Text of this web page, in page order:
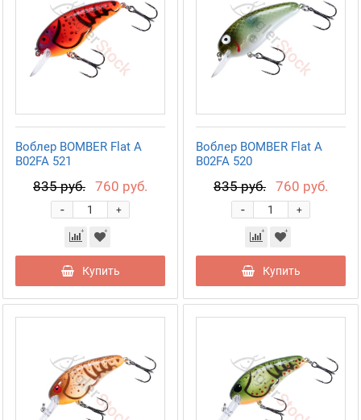
Воблер BOMBER Flat A
B02FA 521
835 руб. 760 руб.
+
-
Купить
Воблер BOMBER Flat A
B02FA 520
835 руб. 760 руб.
+
-
Купить